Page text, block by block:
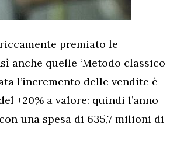
premiato le
anche quelle ‘Metodo classico
l’incremento delle vendite è
+20% a valore: quindi l’anno
una spesa di 635,7 milioni di